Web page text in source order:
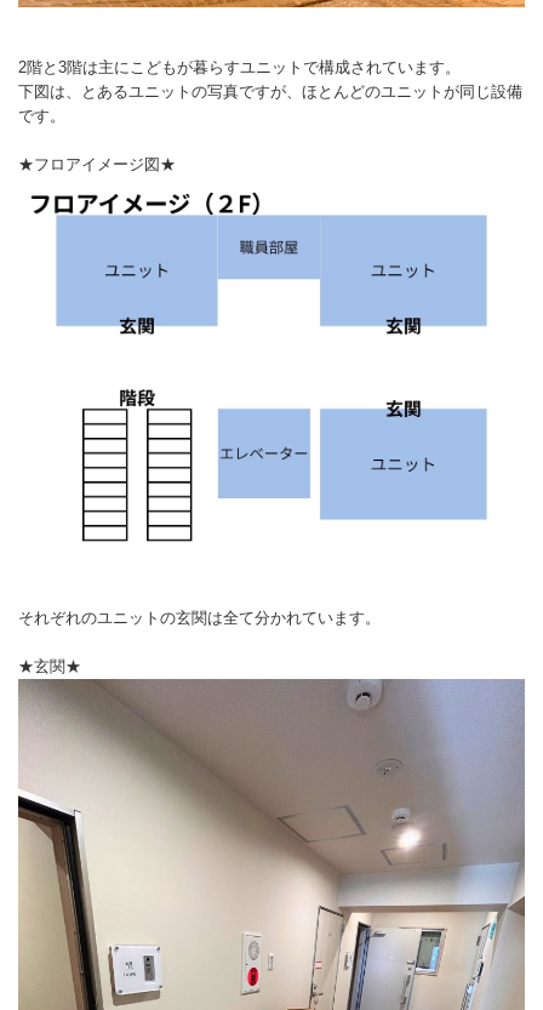
2階と3階は主にこどもが暮らすユニットで構成されています。
下図は、とあるユニットの写真ですが、ほとんどのユニットが同じ設備
です。
★フロアイメージ図★
それぞれのユニットの玄関は全て分かれています。
★玄関★